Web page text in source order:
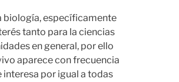
biología, específicamente
tanto para la ciencias
en general, por ello
aparece con frecuencia
por igual a todas